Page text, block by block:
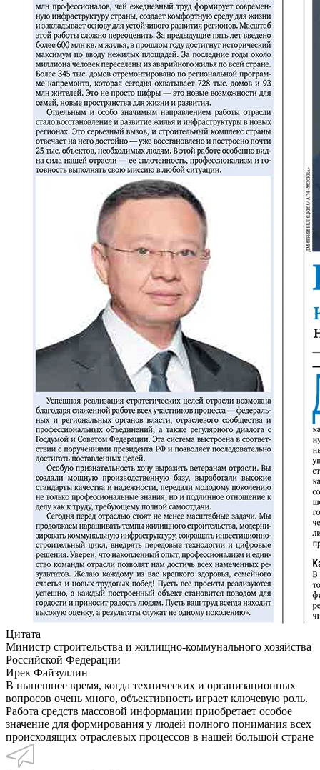
Цитата
Министр строительства и жилищно-коммунального хозяйства
Российской Федерации
Ирек Файзуллин
В нынешнее время, когда технических и организационных
вопросов очень много, объективность играет ключевую роль.
Работа средств массовой информации приобретает особое
значение для формирования у людей полного понимания всех
происходящих отраслевых процессов в нашей большой стране